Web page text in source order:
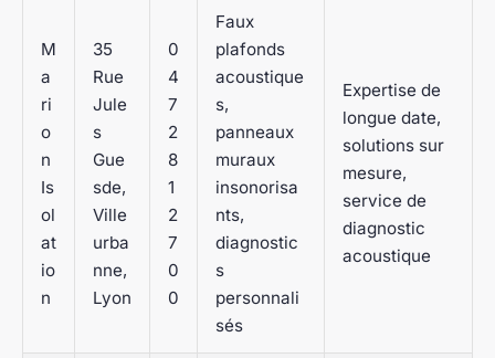
M
a
ri
o
n
Is
ol
at
io
n
35
Rue
Jule
s
Gue
sde,
Ville
urba
nne,
Lyon
0
4
7
2
8
1
2
7
0
0
Faux
plafonds
acoustique
s,
panneaux
muraux
insonorisa
nts,
diagnostic
s
personnali
sés
Expertise de
longue date,
solutions sur
mesure,
service de
diagnostic
acoustique